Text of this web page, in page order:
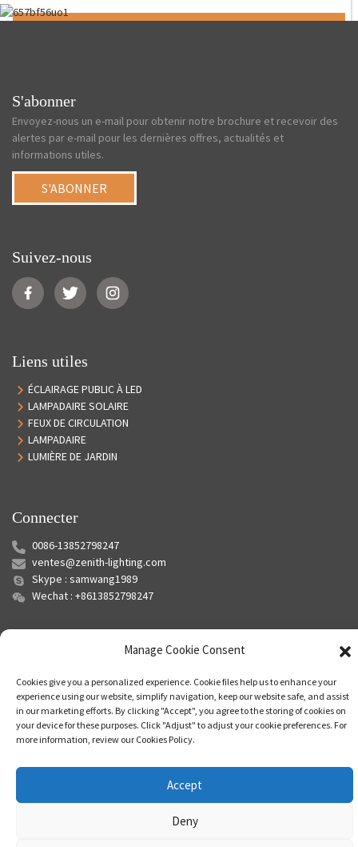
S'abonner
Envoyez-nous un e-mail pour obtenir notre brochure et recevoir des
alertes par e-mail pour les dernières offres, actualités et
informations utiles.
S'ABONNER
Suivez-nous
Liens utiles
ÉCLAIRAGE PUBLIC À LED
LAMPADAIRE SOLAIRE
FEUX DE CIRCULATION
LAMPADAIRE
LUMIÈRE DE JARDIN
Connecter
0086-13852798247
ventes@zenith-lighting.com
Skype : samwang1989
Wechat : +8613852798247
© Copyright - 2010-2024 : Tous droits réservés.Plan du site-Plan du
siteTrans-Recherche principale
Manage Cookie Consent
Cookies give you a personalized experience. Cookie files help us to enhance your
experience using our website, simplify navigation, keep our website safe, and assist
in our marketing efforts. By clicking "Accept", you agree to the storing of cookies on
your device for these purposes. Click "Adjust" to adjust your cookie preferences. For
more information, review our Cookies Policy.
Accept
Deny